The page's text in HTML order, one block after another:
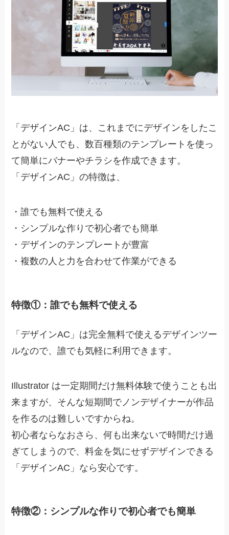
「デザインAC 」は、これまでにデザインをしたこ
とがない人でも、数百種類のテンプレートを使っ
て簡単にバナーやチラシを作成できます。
「デザインAC 」の特徴は、
・誰でも無料で使える
・ シンプルな作りで初心者でも簡単
・ デザインのテンプレートが豊富
・複数の人と力を合わせて作業ができる
特徴①：誰でも無料で使える
「デザインAC」は完全無料で使えるデザインツー
ルなので、誰でも気軽に利用できます。
Illustrator は一定期間だけ無料体験で使うことも出
来ますが、そんな短期間でノンデザイナーが作品
を作るのは難しいですからね。
初心者ならなおさら、何も出来ないで時間だけ過
ぎてしまうので、料金を気にせずデザインできる
「デザインAC」なら安心です。
特徴②：シンプルな作りで初心者でも簡単